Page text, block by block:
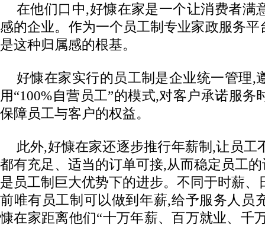
在他们口中,好慷在家是一个让消费者满
感的企业。作为一个员工制专业家政服务平
是这种归属感的根基。
好慷在家实行的员工制是企业统一管理,
用“100%自营员工”的模式,对客户承诺服务
保障员工与客户的权益。
此外,好慷在家还逐步推行年薪制,让员工
都有充足、适当的订单可接,从而稳定员工
是员工制巨大优势下的进步。不同于时薪、
前唯有员工制可以做到年薪,给予服务人员
慷在家距离他们“十万年薪、百万就业、千